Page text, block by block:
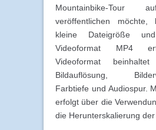
Mountainbike-Tour
veröffentlichen möchte,
kleine Dateigröße
Videoformat MP4
Videoformat
Bildauflösung,
Farbtiefe und Audiospur.
erfolgt über die
die Herunterskalierung der